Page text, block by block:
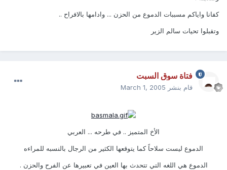
كفانا واياكم مسببات الدموع من الحزن ... وادامها بالافراح ..
وتقبلوا تحيات سالم الزير
فتاة سوق السبت
قام بنشر March 1, 2005
الأخ المتميز .. في طرحه ... العربي
الدموع ليست سلاحاً كما يتوقعها الكثير من الرجال بالنسبه للمراءه
الدموع هي اللغه التي تتحدث بها العين في تعبيرها عن الفرح والحزن .